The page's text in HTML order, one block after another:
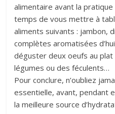
alimentaire avant la
temps de vous mettre à
aliments suivants : jambon,
complètes aromatisées
déguster deux oeufs au
légumes ou des féculents…
Pour conclure, n’oubliez
essentielle, avant, pendant
la meilleure source